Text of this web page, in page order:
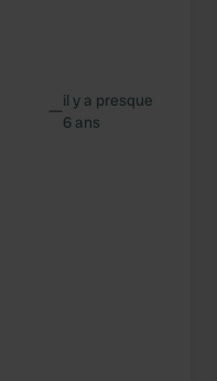
—il y a presque
6 ans